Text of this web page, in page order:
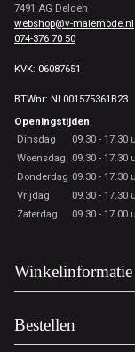
7491 AG Delden
webshop@v-malemode.nl
074-376 70 50
KVK: 06087651
BTWnr: NL001575361B23
Openingstijden
Dinsdag
09.30 - 17.30
Woensdag
09.30 - 17.30
Donderdag 09.30 - 17.30
Vrijdag
09.30 - 17.30
Zaterdag
09.30 - 17.00
Winkelinformatie
Bestellen